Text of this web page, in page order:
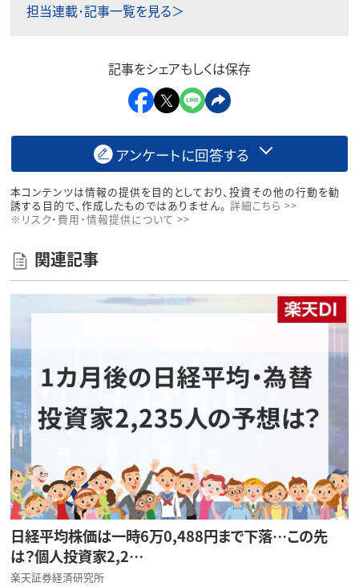
担当連載･記事一覧を見る＞
記事をシェアもしくは保存
アンケートに回答する
本コンテンツは情報の提供を目的としており、投資その他の行動を勧
誘する目的で、作成したものではありません。 詳細こちら >>
※リスク・費用・情報提供について >>
関連記事
日経平均株価は一時6万0,488円まで下落…この先
は？個人投資家2,2…
楽天証券経済研究所